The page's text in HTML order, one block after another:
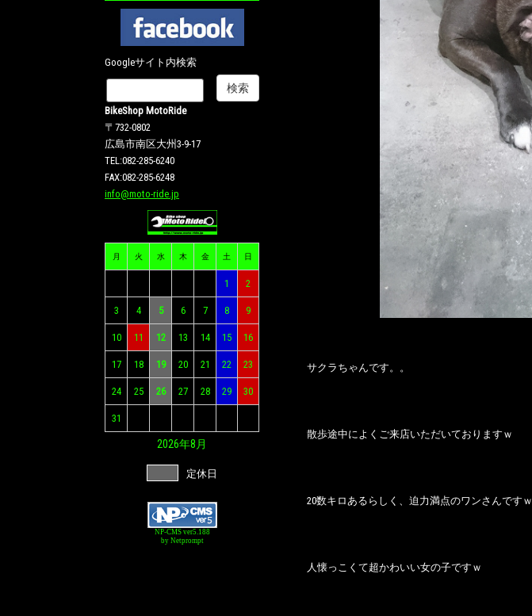
Googleサイト内検索
BikeShop MotoRide
〒732-0802
広島市南区大州3-9-17
TEL:082-285-6240
FAX:082-285-6248
info@moto-ride.jp
月 火 水 木 金 土 日
1 2
3 4 5 6 7 8 9
10 11 12 13 14 15 16
17 18 19 20 21 22 23
24 25 26 27 28 29 30
31
2026年8月
定休日
NP-CMS ver5.188
by Netprompt
サクラちゃんです。。
散歩途中によくご来店いただいておりますｗ
20数キロあるらしく、迫力満点のワンさんですｗ
人懐っこくて超かわいい女の子ですｗ